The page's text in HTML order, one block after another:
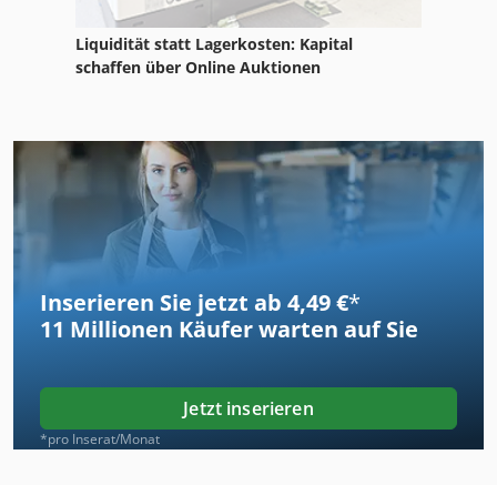
Liquidität statt Lagerkosten: Kapital
schaffen über Online Auktionen
Inserieren Sie jetzt ab 4,49 €*
11 Millionen Käufer warten auf Sie
Jetzt inserieren
*pro Inserat/Monat